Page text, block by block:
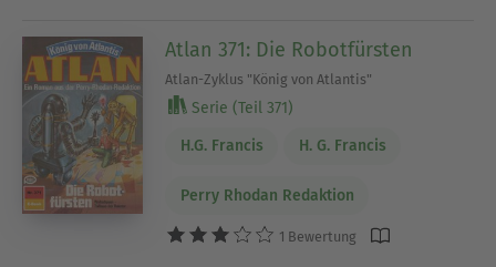
Atlan 371: Die Robotfürsten
Atlan-Zyklus "König von Atlantis"
Serie (Teil 371)
H.G. Francis H. G. Francis
Perry Rhodan Redaktion
1 Bewertung